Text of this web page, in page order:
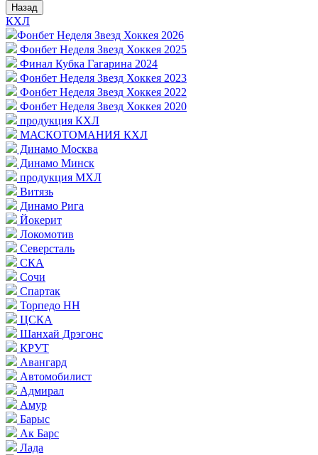
Назад
КХЛ
Фонбет Неделя Звезд Хоккея 2026
Фонбет Неделя Звезд Хоккея 2025
Финал Кубка Гагарина 2024
Фонбет Неделя Звезд Хоккея 2023
Фонбет Неделя Звезд Хоккея 2022
Фонбет Неделя Звезд Хоккея 2020
продукция КХЛ
МАСКОТОМАНИЯ КХЛ
Динамо Москва
Динамо Минск
продукция МХЛ
Витязь
Динамо Рига
Йокерит
Локомотив
Северсталь
СКА
Сочи
Спартак
Торпедо НН
ЦСКА
Шанхай Дрэгонс
КРУТ
Авангард
Автомобилист
Адмирал
Амур
Барыс
Ак Барс
Лада